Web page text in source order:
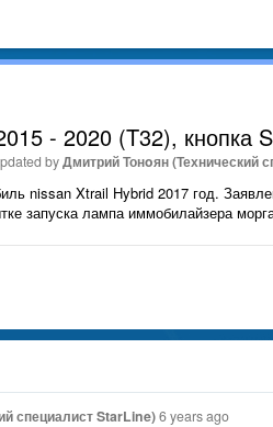
- 2020 (T32), кнопка
byДмитрий Тонoян (Технический
nissan Xtrail Hybrid 2017 год.
запуска лампа иммобилайзера
специалист StarLine)6 years ago